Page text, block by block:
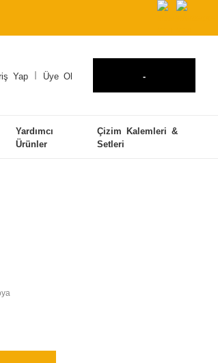
Yap Üye Ol -
Yardımcı
Ürünler
Çizim Kalemleri &
Setleri